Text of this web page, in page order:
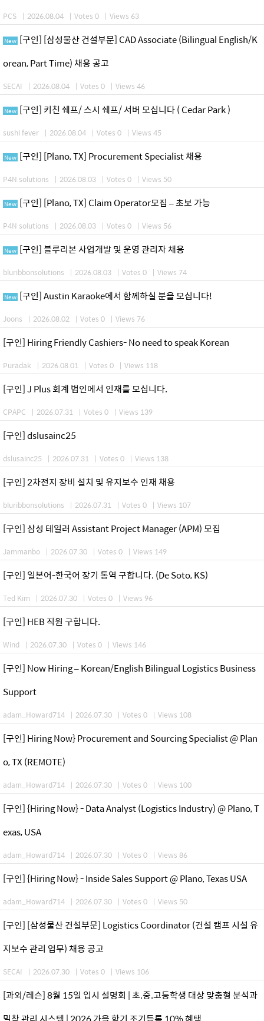
PCS | 2026.08.04 | Votes 0 | Views 63
New [구인] [삼성물산 건설부문] CAD Associate (Bilingual English/K
orean, Part Time) 채용 공고
SECAI | 2026.08.04 | Votes 0 | Views 46
New [구인] 키친 쉐프/ 스시 쉐프/ 서버 모십니다 ( Cedar Park )
sushi fever | 2026.08.04 | Votes 0 | Views 45
New [구인] [Plano, TX] Procurement Specialist 채용
P4N solutions | 2026.08.03 | Votes 0 | Views 50
New [구인] [Plano, TX] Claim Operator모집 – 초보 가능
P4N solutions | 2026.08.03 | Votes 0 | Views 56
New [구인] 블루리본 사업개발 및 운영 관리자 채용
bluribbonsolutions | 2026.08.03 | Votes 0 | Views 74
New [구인] Austin Karaoke에서 함께하실 분을 모십니다!
Joons | 2026.08.02 | Votes 0 | Views 76
[구인] Hiring Friendly Cashiers- No need to speak Korean
Puradak | 2026.08.01 | Votes 0 | Views 118
[구인] J Plus 회계 법인에서 인재를 모십니다.
CPAPC | 2026.07.31 | Votes 0 | Views 139
[구인] dslusainc25
dslusainc25 | 2026.07.31 | Votes 0 | Views 138
[구인] 2차전지 장비 설치 및 유지보수 인재 채용
bluribbonsolutions | 2026.07.31 | Votes 0 | Views 107
[구인] 삼성 테일러 Assistant Project Manager (APM) 모집
Jammanbo | 2026.07.30 | Votes 0 | Views 149
[구인] 일본어-한국어 장기 통역 구합니다. (De Soto, KS)
Ted Kim | 2026.07.30 | Votes 0 | Views 96
[구인] HEB 직원 구합니다.
Wind | 2026.07.30 | Votes 0 | Views 146
[구인] Now Hiring – Korean/English Bilingual Logistics Business
Support
adam_Howard714 | 2026.07.30 | Votes 0 | Views 108
[구인] Hiring Now} Procurement and Sourcing Specialist @ Plan
o, TX (REMOTE)
adam_Howard714 | 2026.07.30 | Votes 0 | Views 100
[구인] {Hiring Now} - Data Analyst (Logistics Industry) @ Plano, T
exas, USA
adam_Howard714 | 2026.07.30 | Votes 0 | Views 86
[구인] {Hiring Now} - Inside Sales Support @ Plano, Texas USA
adam_Howard714 | 2026.07.30 | Votes 0 | Views 50
[구인] [삼성물산 건설부문] Logistics Coordinator (건설 캠프 시설 유
지보수 관리 업무) 채용 공고
SECAI | 2026.07.30 | Votes 0 | Views 106
[과외/레슨] 8월 15일 입시 설명회 | 초.중.고등학생 대상 맞춤형 분석과
밀착 관리 시스템 | 2026 가을 학기 조기등록 10% 혜택